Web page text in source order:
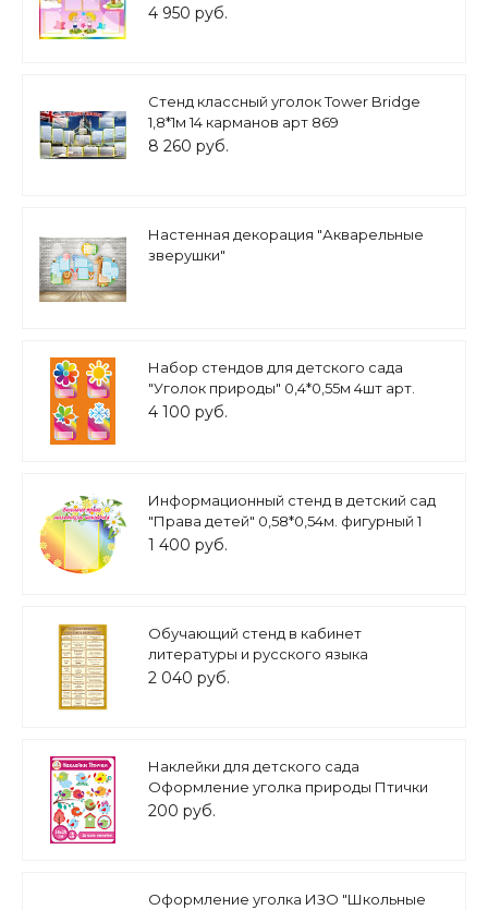
4 950 руб.
Стенд классный уголок Tower Bridge
1,8*1м 14 карманов арт 869
8 260 руб.
Настенная декорация "Акварельные
зверушки"
Набор стендов для детского сада
"Уголок природы" 0,4*0,55м 4шт арт.
ИН547
4 100 руб.
Информационный стенд в детский сад
"Права детей" 0,58*0,54м. фигурный 1
карман А4 арт.ДС1046
1 400 руб.
Обучающий стенд в кабинет
литературы и русского языка
ХУДОЖЕСТВЕННЫЕ СИСТЕМЫ В
2 040 руб.
Наклейки для детского сада
Оформление уголка природы Птички
0,3*0,29м арт.Н2235
200 руб.
Оформление уголка ИЗО "Школьные